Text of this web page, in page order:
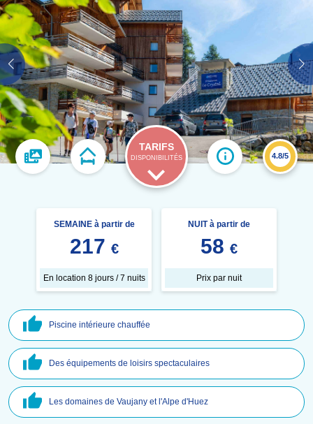
TARIFS
DISPONIBILITÉS 4.8/5
SEMAINE à partir de
217 €
En location 8 jours / 7 nuits
NUIT à partir de
58 €
Prix par nuit
Piscine intérieure chauffée
Des équipements de loisirs spectaculaires
Les domaines de Vaujany et l'Alpe d'Huez